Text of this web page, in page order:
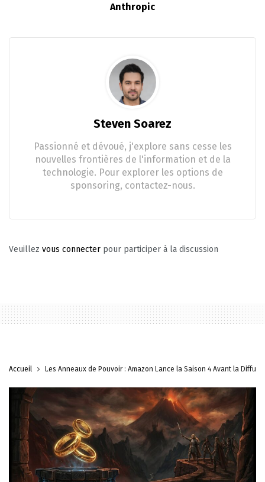
Anthropic
Steven Soarez
Passionné et dévoué, j'explore sans cesse les
nouvelles frontières de l'information et de la
technologie. Pour explorer les options de
sponsoring, contactez-nous.
Veuillez vous connecter pour participer à la discussion
Accueil Les Anneaux de Pouvoir : Amazon Lance la Saison 4 Avant la